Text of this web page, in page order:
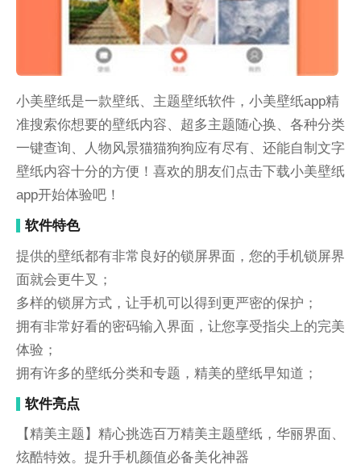
小美壁纸是一款壁纸、主题壁纸软件，小美壁纸app精
准搜索你想要的壁纸内容、超多主题随心换、各种分类
一键查询、人物风景猫猫狗狗应有尽有、还能自制文字
壁纸内容十分的方便！喜欢的朋友们点击下载小美壁纸
app开始体验吧！
软件特色
提供的壁纸都有非常良好的锁屏界面，您的手机锁屏界
面就会更牛叉；
多样的锁屏方式，让手机可以得到更严密的保护；
拥有非常好看的密码输入界面，让您享受指尖上的完美
体验；
拥有许多的壁纸分类和专题，精美的壁纸早知道；
软件亮点
【精美主题】精心挑选百万精美主题壁纸，华丽界面、
炫酷特效。提升手机颜值必备美化神器